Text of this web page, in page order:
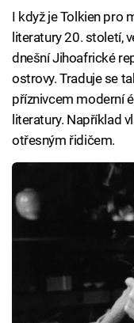
I když je Tolkien pro
literatury 20. století,
dnešní Jihoafrické
ostrovy. Traduje se
příznivcem moderní
literatury. Například
otřesným řidičem.